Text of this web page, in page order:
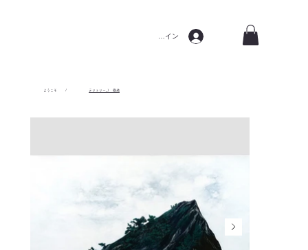
ログイン
ようこそ / テリトリー_1 極地